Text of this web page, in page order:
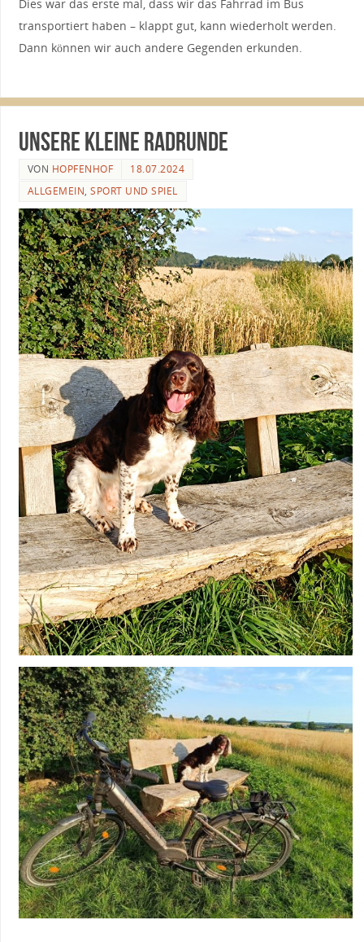
Dies war das erste mal, dass wir das Fahrrad im Bus
transportiert haben – klappt gut, kann wiederholt werden.
Dann können wir auch andere Gegenden erkunden.
unsere kleine Radrunde
VON HOPFENHOF
18.07.2024
ALLGEMEIN,SPORT UND SPIEL